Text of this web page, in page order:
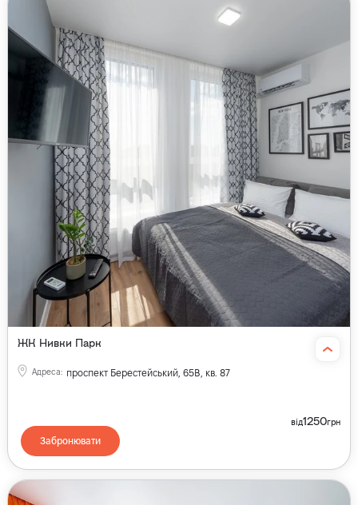
ЖК Нивки Парк
Адреса: проспект Берестейський, 65В, кв. 87
від1250грн
Забронювати